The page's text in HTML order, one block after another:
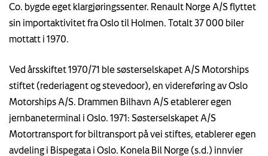
Co. bygde eget klargjøringssenter. Renault Norge A/S flyttet
sin importaktivitet fra Oslo til Holmen. Totalt 37 000 biler
mottatt i 1970.
Ved årsskiftet 1970/71 ble søsterselskapet A/S Motorships
stiftet (rederiagent og stevedoor), en videreføring av Oslo
Motorships A/S. Drammen Bilhavn A/S etablerer egen
jernbaneterminal i Oslo. 1971: Søsterselskapet A/S
Motortransport for biltransport på vei stiftes, etablerer egen
avdeling i Bispegata i Oslo. Konela Bil Norge (s.d.) innvier